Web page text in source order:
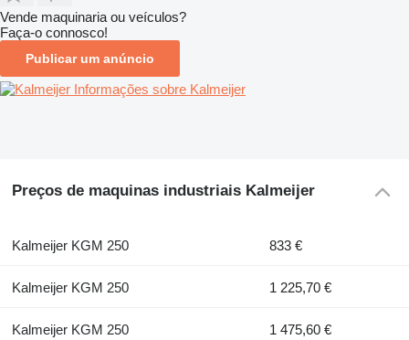
Vende maquinaria ou veículos?
Faça-o connosco!
Publicar um anúncio
Informações sobre Kalmeijer
Preços de maquinas industriais Kalmeijer
Kalmeijer KGM 250 833 €
Kalmeijer KGM 250 1 225,70 €
Kalmeijer KGM 250 1 475,60 €